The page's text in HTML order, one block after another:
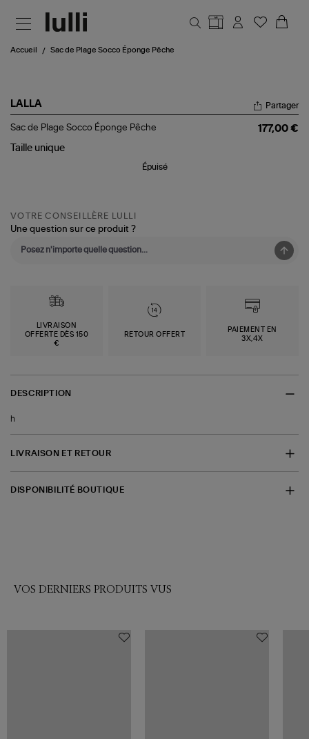
Accueil Sac de Plage Socco Éponge Pêche
LALLA
Sac
Plage
Partager
Sac de Plage Socco Éponge Pêche
177,00 €
Taille unique
Épuisé
VOTRE CONSEILLÈRE LULLI
Une question sur ce produit ?
LIVRAISON
OFFERTE DÈS 150
€
RETOUR OFFERT
PAIEMENT EN
3X,4X
DESCRIPTION
h
LIVRAISON ET RETOUR
DISPONIBILITÉ BOUTIQUE
VOS DERNIERS PRODUITS VUS